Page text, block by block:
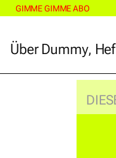
GIMME GIMME ABO
Über Dummy,
Über Dummy,